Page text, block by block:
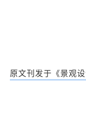
原文刊发于《景观设